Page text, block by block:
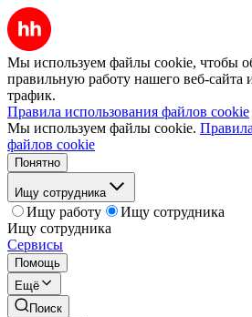
Мы используем файлы cookie, чтобы
правильную работу нашего веб-сайта
трафик.
Правила использования файлов cookie
Мы используем файлы cookie.
файлов cookie
Понятно
Ищу сотрудника
Ищу работу
Ищу сотрудника
Ищу сотрудника
Сервисы
Помощь
Ещё
Поиск